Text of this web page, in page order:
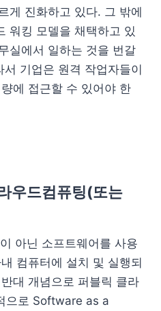
게 진화하고 있다. 그 밖에
워킹 모델을 채택하고 있
실에서 일하는 것을 번갈
기업은 원격 작업자들이
에 접근할 수 있어야 한
우드컴퓨팅(또는
아닌 소프트웨어를 사용
컴퓨터에 설치 및 실행되
대 개념으로 퍼블릭 클라
으로 Software as a